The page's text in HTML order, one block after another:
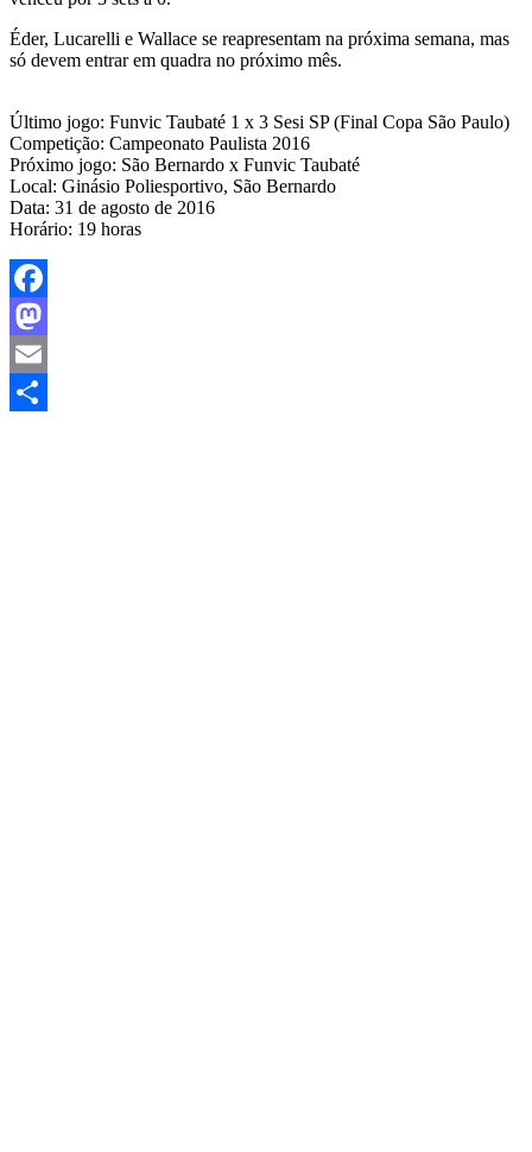
Éder, Lucarelli e Wallace se reapresentam na próxima semana, mas
só devem entrar em quadra no próximo mês.
Último jogo: Funvic Taubaté 1 x 3 Sesi SP (Final Copa São Paulo)
Competição: Campeonato Paulista 2016
Próximo jogo: São Bernardo x Funvic Taubaté
Local: Ginásio Poliesportivo, São Bernardo
Data: 31 de agosto de 2016
Horário: 19 horas
Facebook
Mastodon
Email